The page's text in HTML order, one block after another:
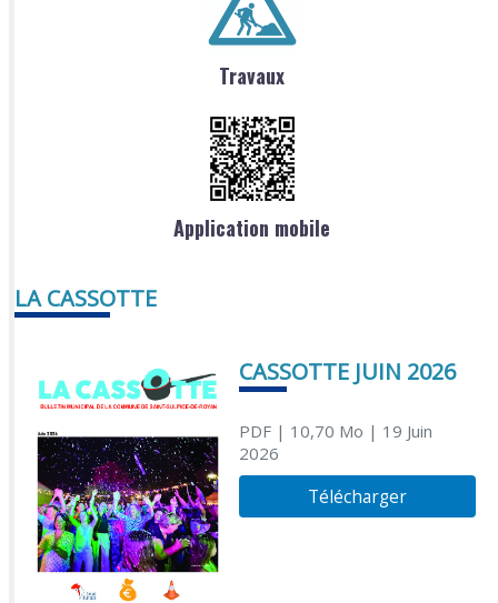
Travaux
Application mobile
LA CASSOTTE
CASSOTTE JUIN 2026
PDF| 10,70 Mo | 19 Juin
2026
Télécharger